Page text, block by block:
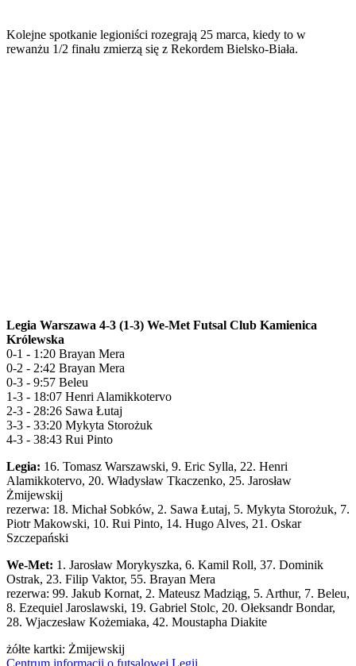
Kolejne spotkanie legioniści rozegrają 25 marca, kiedy to w
rewanżu 1/2 finału zmierzą się z Rekordem Bielsko-Biała.
Legia Warszawa 4-3 (1-3) We-Met Futsal Club Kamienica
Królewska
0-1 - 1:20 Brayan Mera
0-2 - 2:42 Brayan Mera
0-3 - 9:57 Beleu
1-3 - 18:07 Henri Alamikkotervo
2-3 - 28:26 Sawa Łutaj
3-3 - 33:20 Mykyta Storożuk
4-3 - 38:43 Rui Pinto
Legia: 16. Tomasz Warszawski, 9. Eric Sylla, 22. Henri
Alamikkotervo, 20. Władysław Tkaczenko, 25. Jarosław
Żmijewskij
rezerwa: 18. Michał Sobków, 2. Sawa Łutaj, 5. Mykyta Storożuk, 7.
Piotr Makowski, 10. Rui Pinto, 14. Hugo Alves, 21. Oskar
Szczepański
We-Met: 1. Jarosław Morykyszka, 6. Kamil Roll, 37. Dominik
Ostrak, 23. Filip Vaktor, 55. Brayan Mera
rezerwa: 99. Jakub Kornat, 2. Mateusz Madziąg, 5. Arthur, 7. Beleu,
8. Ezequiel Jaroslawski, 19. Gabriel Stolc, 20. Ołeksandr Bondar,
28. Wjaczesław Kożemiaka, 42. Moustapha Diakite
żółte kartki: Żmijewskij
Centrum informacji o futsalowej Legii